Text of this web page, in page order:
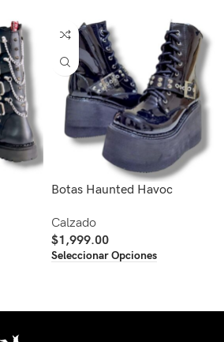
Botas Haunted Havoc
Calzado
$1,999.00
Seleccionar Opciones